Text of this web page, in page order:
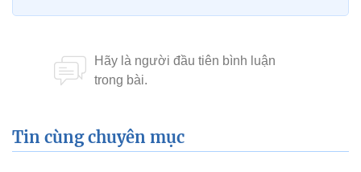
Tin cùng chuyên mục